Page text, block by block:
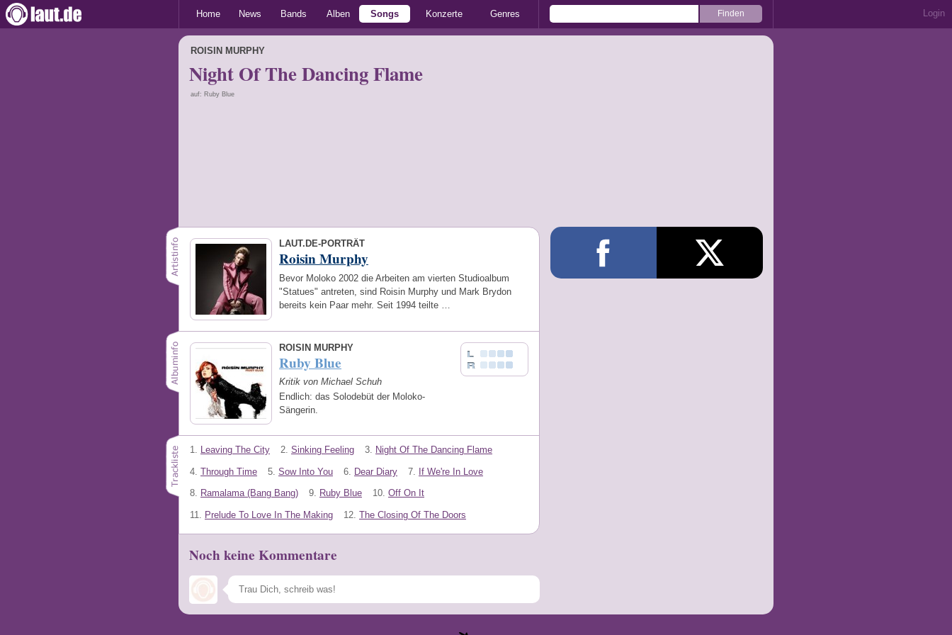
Home News Bands Alben Songs Konzerte Genres Login
ROISIN MURPHY
Night Of The Dancing Flame
auf: Ruby Blue
LAUT.DE-PORTRÄT
Roisin Murphy
Bevor Moloko 2002 die Arbeiten am vierten Studioalbum
"Statues" antreten, sind Roisin Murphy und Mark Brydon
bereits kein Paar mehr. Seit 1994 teilte …
ROISIN MURPHY
Ruby Blue
Kritik von Michael Schuh
Endlich: das Solodebüt der Moloko-
Sängerin.
1. Leaving The City 2. Sinking Feeling 3. Night Of The Dancing Flame
4. Through Time 5. Sow Into You 6. Dear Diary 7. If We're In Love
8. Ramalama (Bang Bang) 9. Ruby Blue 10. Off On It
11. Prelude To Love In The Making 12. The Closing Of The Doors
Noch keine Kommentare
Speichern